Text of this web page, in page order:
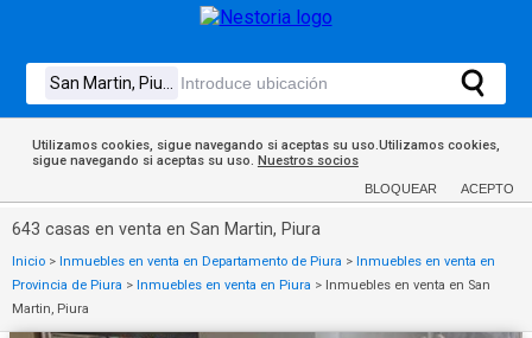
Utilizamos cookies, sigue navegando si aceptas su uso.Utilizamos cookies,
sigue navegando si aceptas su uso. Nuestros socios
BLOQUEAR ACEPTO
643 casas en venta en San Martin, Piura
Inicio > Inmuebles en venta en Departamento de Piura > Inmuebles en venta en
Provincia de Piura > Inmuebles en venta en Piura > Inmuebles en venta en San
Martin, Piura